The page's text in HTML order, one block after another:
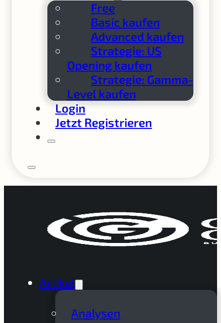
Free
Basic kaufen
Advanced kaufen
Strategie: US
Opening kaufen
Strategie: Gamma-
Level kaufen
Login
Jetzt Registrieren
Artikel
Analysen